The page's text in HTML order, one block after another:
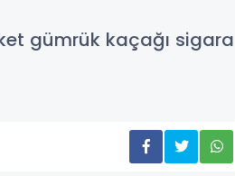
gümrük kaçağı sigara